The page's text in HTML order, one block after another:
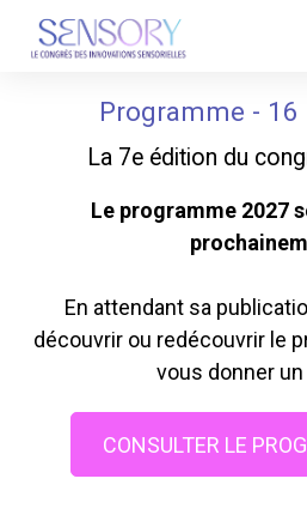
Programme -
La 7e édition du
Le programme 2027
En attendant sa
découvrir ou redécouvrir le
vous donner
CONSULTER LE